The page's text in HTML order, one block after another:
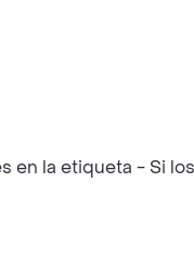
la etiqueta - Si